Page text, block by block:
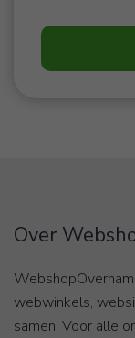
Over
webwinkels,
samen. Voor alle